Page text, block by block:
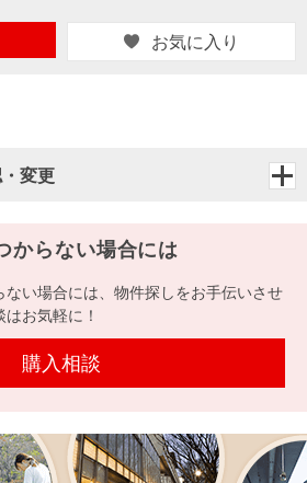
お気に入り
変更
からない場合には
ない場合には、物件探しをお手伝いさせ
お気軽に！
購入相談